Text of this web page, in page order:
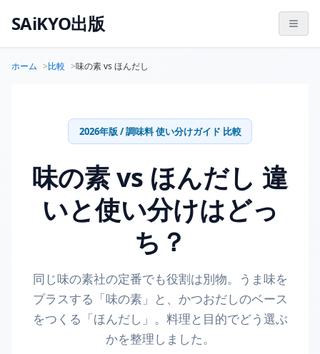
SAiKYO出版
ホーム 比較 味の素 vs ほんだし
2026年版 / 調味料 使い分けガイド 比較
味の素 vs ほんだし 違
いと使い分けはどっ
ち？
同じ味の素社の定番でも役割は別物。うま味を
プラスする「味の素」と、かつおだしのベース
をつくる「ほんだし」。料理と目的でどう選ぶ
かを整理しました。